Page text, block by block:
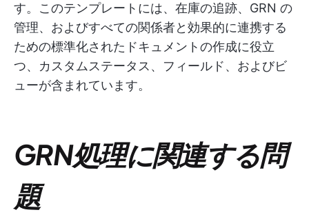
す。このテンプレートには、在庫の追跡、GRN の
管理、およびすべての関係者と効果的に連携する
ための標準化されたドキュメントの作成に役立
つ、カスタムステータス、フィールド、およびビ
ューが含まれています。
GRN処理に関連する問
題